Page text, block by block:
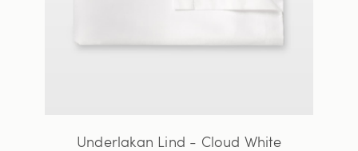
Underlakan Lind - Cloud White